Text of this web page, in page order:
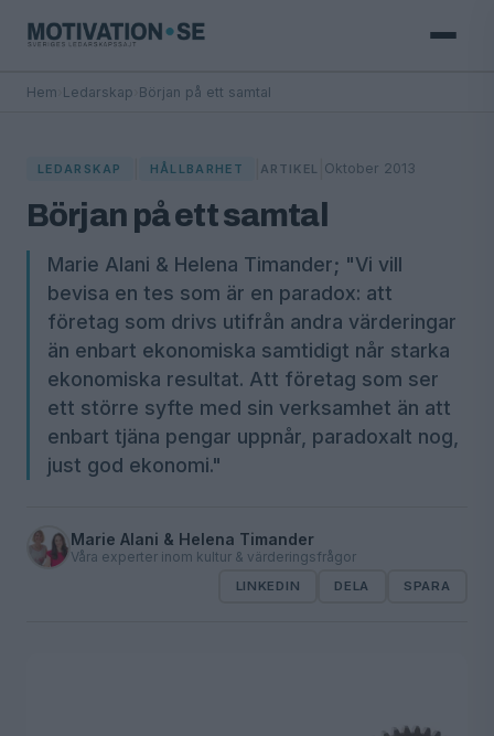
Hem Ledarskap Början på ett samtal
LEDARSKAP HÅLLBARHET ARTIKEL Oktober 2013
Början på ett samtal
Marie Alani & Helena Timander; "Vi vill
bevisa en tes som är en paradox: att
företag som drivs utifrån andra värderingar
än enbart ekonomiska samtidigt når starka
ekonomiska resultat. Att företag som ser
ett större syfte med sin verksamhet än att
enbart tjäna pengar uppnår, paradoxalt nog,
just god ekonomi."
Marie Alani & Helena Timander
Våra experter inom kultur & värderingsfrågor
LINKEDIN DELA SPARA